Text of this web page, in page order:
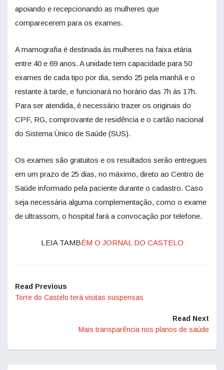
apoiando e recepcionando as mulheres que
comparecerem para os exames.
A mamografia é destinada às mulheres na faixa etária
entre 40 e 69 anos. A unidade tem capacidade para 50
exames de cada tipo por dia, sendo 25 pela manhã e o
restante à tarde, e funcionará no horário das 7h às 17h.
Para ser atendida, é necessário trazer os originais do
CPF, RG, comprovante de residência e o cartão nacional
do Sistema Único de Saúde (SUS).
Os exames são gratuitos e os resultados serão entregues
em um prazo de 25 dias, no máximo, direto ao Centro de
Saúde informado pela paciente durante o cadastro. Caso
seja necessária alguma complementação, como o exame
de ultrassom, o hospital fará a convocação por telefone.
LEIA TAMBÉM O JORNAL DO CASTELO
Read Previous
Torre do Castelo terá visitas suspensas
Read Next
Mais transparência nos planos de saúde